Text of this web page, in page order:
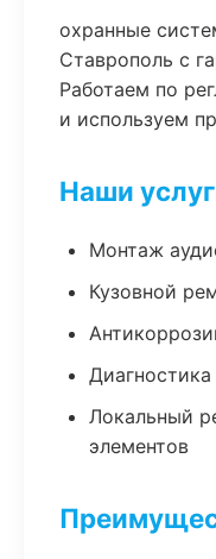
охранные
Ставрополь с
Работаем по
и используем
Наши
Монтаж
Кузовной
Локальный
элементов